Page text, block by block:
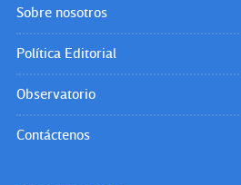
Sobre nosotros
Política Editorial
Observatorio
Contáctenos